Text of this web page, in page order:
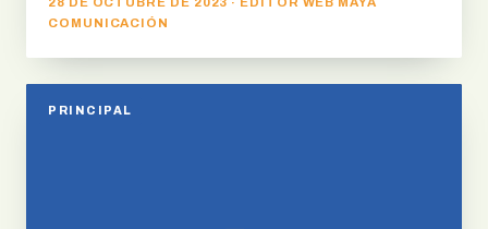
COMUNICACIÓN
PRINCIPAL